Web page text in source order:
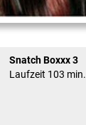
Snatch Boxxx 3
Laufzeit 103 min.